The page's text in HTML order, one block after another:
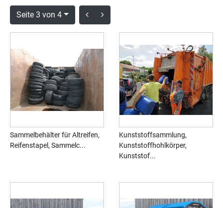
Seite 3 von 4
Sammelbehälter für Altreifen,
Reifenstapel, Sammelc...
Kunststoffsammlung,
Kunststoffhohlkörper,
Kunststof...